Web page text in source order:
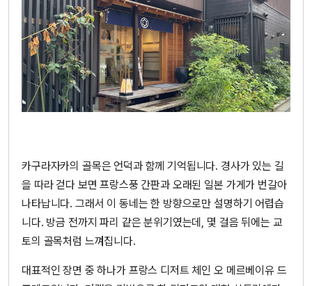
카구라자카의 골목은 언덕과 함께 기억됩니다. 경사가 있는 길
을 따라 걷다 보면 프랑스풍 간판과 오래된 일본 가게가 번갈아
나타납니다. 그래서 이 동네는 한 방향으로만 설명하기 어렵습
니다. 방금 전까지 파리 같은 분위기였는데, 몇 걸음 뒤에는 교
토의 골목처럼 느껴집니다.
대표적인 장면 중 하나가 프랑스 디저트 체인 오 메르베이유 드